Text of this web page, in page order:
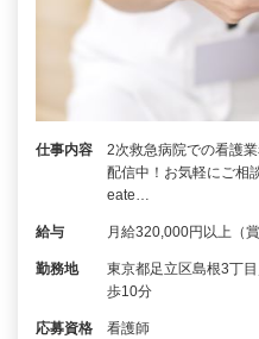
仕事内容
2次救急病院での看護
配信中！お気軽にご相
eate…
給与 月給320,000円以上（
勤務地
東京都足立区島根3丁
歩10分
応募資格 看護師